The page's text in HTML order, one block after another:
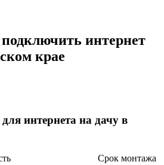
интернет
крае
интернета на дачу в
Срок монтажа